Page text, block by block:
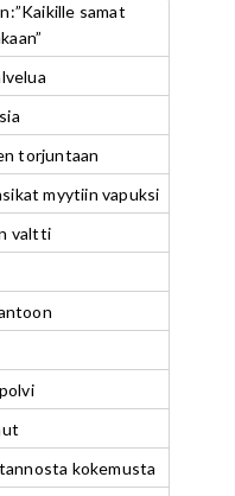
samat
torjuntaan
myytiin vapuksi
valtti
kokemusta